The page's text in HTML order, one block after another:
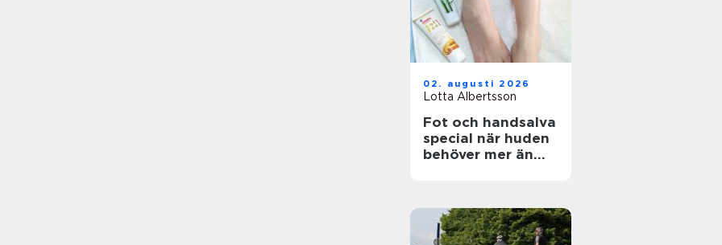
02. augusti 2026
Lotta Albertsson
Fot och handsalva
special när huden
behöver mer än